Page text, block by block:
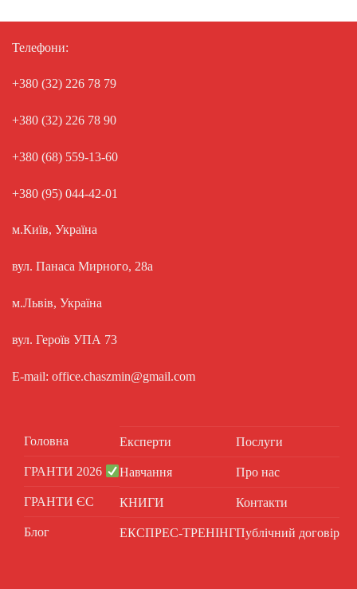
Телефони:
+380 (32) 226 78 79
+380 (32) 226 78 90
+380 (68) 559-13-60
+380 (95) 044-42-01
м.Київ, Україна
вул. Панаса Мирного, 28а
м.Львів, Україна
вул. Героїв УПА 73
E-mail: office.chaszmin@gmail.com
Головна
ГРАНТИ 2026
ГРАНТИ ЄС
Блог
Експерти
Навчання
КНИГИ
ЕКСПРЕС-ТРЕНІНГ
Послуги
Про нас
Контакти
Публічний договір